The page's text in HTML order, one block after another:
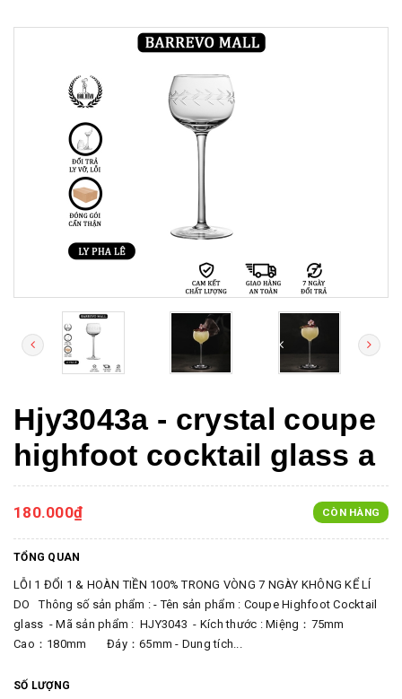
Hjy3043a - crystal coupe
highfoot cocktail glass a
180.000₫ CÒN HÀNG
TỔNG QUAN
LỖI 1 ĐỔI 1 & HOÀN TIỀN 100% TRONG VÒNG 7 NGÀY KHÔNG KỂ LÍ
DO Thông số sản phẩm : - Tên sản phẩm : Coupe Highfoot Cocktail
glass - Mã sản phẩm : HJY3043 - Kích thước : Miệng：75mm
Cao：180mm Đáy：65mm - Dung tích...
SỐ LƯỢNG